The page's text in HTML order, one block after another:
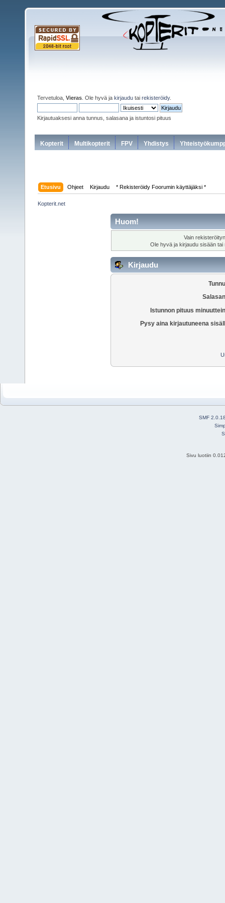
Tervetuloa, Vieras . Ole hyvä ja kirjaudu tai rekisteröidy.
Kirjautuaksesi anna tunnus, salasana ja istuntosi pituus
Kopterit Multikopterit FPV Yhdistys
Etusivu Ohjeet Kirjaudu * Rekisteröidy Foorumin käyttäjäksi *
Kopterit.net
Huom!
Vain
Ole hyvä ja kirjaudu sisään tai
Kirjaudu
Istunnon pituus
Pysy aina kirjautuneena
SMF
Sivu luotiin